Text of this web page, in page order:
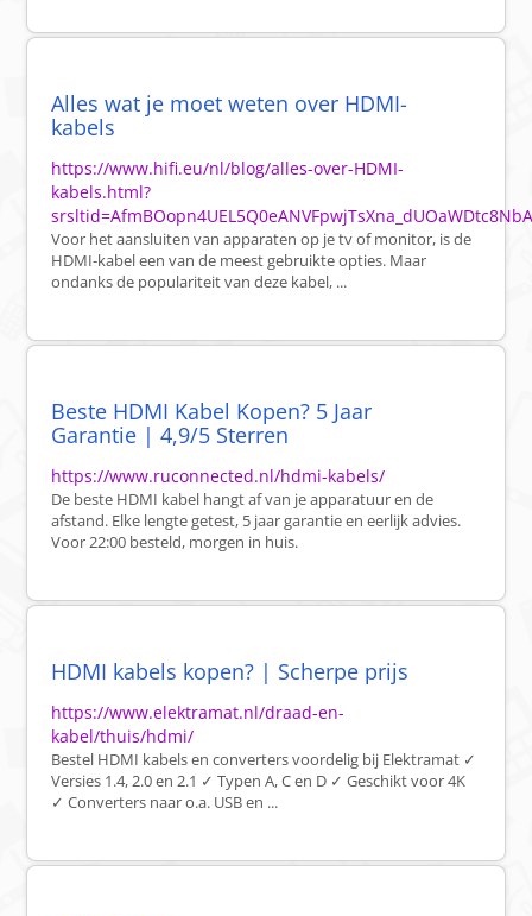
Alles wat je moet weten over HDMI-
kabels
https://www.hifi.eu/nl/blog/alles-over-HDMI-
kabels.html?
Voor het aansluiten van apparaten op je tv of monitor, is de
HDMI-kabel een van de meest gebruikte opties. Maar
ondanks de populariteit van deze kabel, ...
Beste HDMI Kabel Kopen? 5 Jaar
Garantie | 4,9/5 Sterren
https://www.ruconnected.nl/hdmi-kabels/
De beste HDMI kabel hangt af van je apparatuur en de
afstand. Elke lengte getest, 5 jaar garantie en eerlijk advies.
Voor 22:00 besteld, morgen in huis.
HDMI kabels kopen? | Scherpe prijs
https://www.elektramat.nl/draad-en-
kabel/thuis/hdmi/
Bestel HDMI kabels en converters voordelig bij Elektramat ✓
Versies 1.4, 2.0 en 2.1 ✓ Typen A, C en D ✓ Geschikt voor 4K
✓ Converters naar o.a. USB en ...